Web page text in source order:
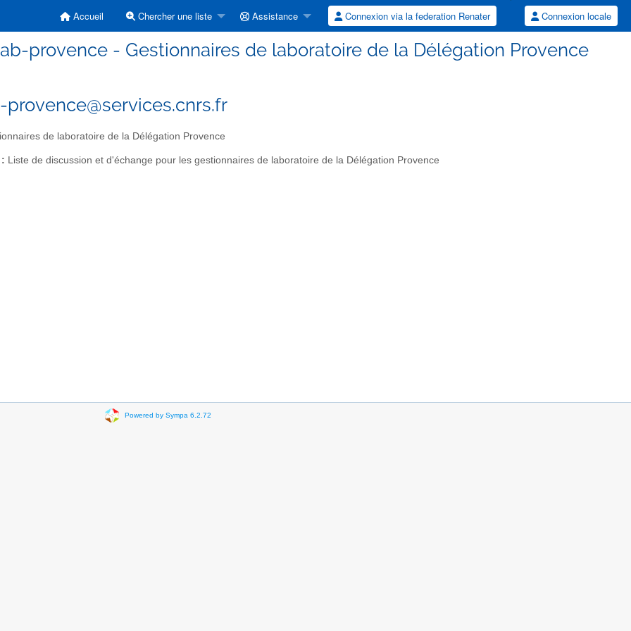
Accueil Chercher une liste Assistance Connexion via la federation Renater Connexion locale
provence - Gestionnaires de laboratoire de la Délégation Provence
provence@services.cnrs.fr
de laboratoire de la Délégation Provence
Liste de discussion et d'échange pour les gestionnaires de laboratoire de la Délégation Provence
Powered by Sympa 6.2.72